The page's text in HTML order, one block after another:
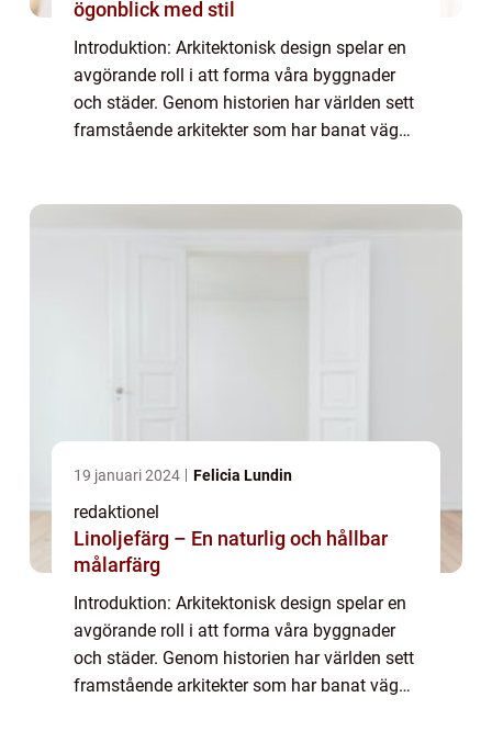
ögonblick med stil
Introduktion: Arkitektonisk design spelar en
avgörande roll i att forma våra byggnader
och städer. Genom historien har världen sett
framstående arkitekter som har banat väg
19 januari 2024 Felicia Lundin
redaktionel
Linoljefärg – En naturlig och hållbar
målarfärg
Introduktion: Arkitektonisk design spelar en
avgörande roll i att forma våra byggnader
och städer. Genom historien har världen sett
framstående arkitekter som har banat väg